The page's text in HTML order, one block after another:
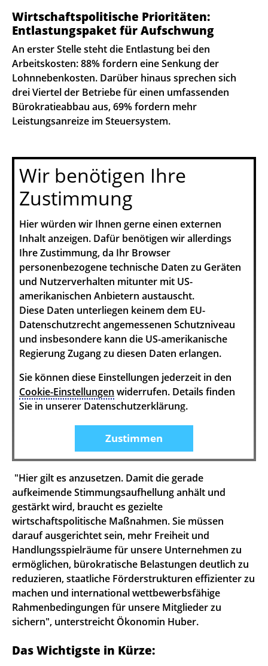
Wirtschaftspolitische Prioritäten:
Entlastungspaket für Aufschwung
An erster Stelle steht die Entlastung bei den
Arbeitskosten: 88% fordern eine Senkung der
Lohnnebenkosten. Darüber hinaus sprechen sich
drei Viertel der Betriebe für einen umfassenden
Bürokratieabbau aus, 69% fordern mehr
Leistungsanreize im Steuersystem.
Wir benötigen Ihre
Zustimmung
Hier würden wir Ihnen gerne einen externen
Inhalt anzeigen. Dafür benötigen wir allerdings
Ihre Zustimmung, da Ihr Browser
personenbezogene technische Daten zu Geräten
und Nutzerverhalten mitunter mit US-
amerikanischen Anbietern austauscht.
Diese Daten unterliegen keinem dem EU-
Datenschutzrecht angemessenen Schutzniveau
und insbesondere kann die US-amerikanische
Regierung Zugang zu diesen Daten erlangen.
Sie können diese Einstellungen jederzeit in den
Cookie-Einstellungen widerrufen. Details finden
Sie in unserer Datenschutzerklärung.
Zustimmen
"Hier gilt es anzusetzen. Damit die gerade
aufkeimende Stimmungsaufhellung anhält und
gestärkt wird, braucht es gezielte
wirtschaftspolitische Maßnahmen. Sie müssen
darauf ausgerichtet sein, mehr Freiheit und
Handlungsspielräume für unsere Unternehmen zu
ermöglichen, bürokratische Belastungen deutlich zu
reduzieren, staatliche Förderstrukturen effizienter zu
machen und international wettbewerbsfähige
Rahmenbedingungen für unsere Mitglieder zu
sichern", unterstreicht Ökonomin Huber.
Das Wichtigste in Kürze: